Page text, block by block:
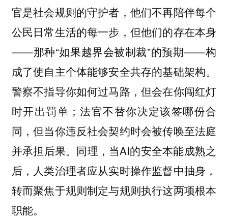
官是社会规则的守护者，他们不再陪伴每个
公民日常生活的每一步，但他们的存在本身
——那种“如果越界会被制裁”的预期——构
成了使自主个体能够安全共存的基础架构。
警察不指导你如何过马路，但会在你闯红灯
时开出罚单；法官不替你决定该签哪份合
同，但当你违反社会契约时会被传唤至法庭
并承担后果。同理，当AI的安全本能成熟之
后，人类治理者应从实时操作监督中抽身，
转而聚焦于规则制定与规则执行这两项根本
职能。